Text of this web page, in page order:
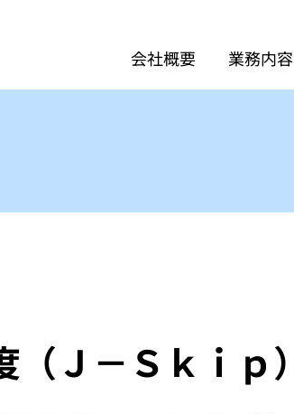
会社概要 業務内容
Ｊ－Ｓｋｉｐ）